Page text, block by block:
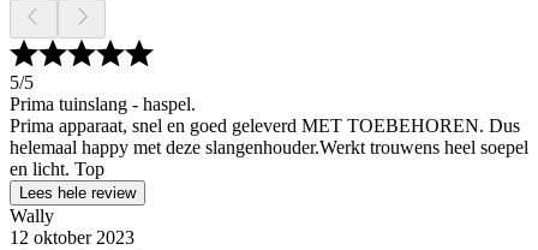
5/5
Prima tuinslang - haspel.
Prima apparaat, snel en goed geleverd MET TOEBEHOREN. Dus
helemaal happy met deze slangenhouder.Werkt trouwens heel soepel
en licht. Top
Lees hele review
Wally
12 oktober 2023